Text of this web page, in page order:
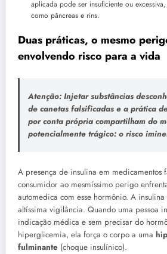
aplicada pode ser insuficiente ou
como pâncreas e rins.
Duas práticas, o mesmo
envolvendo risco para a vida
Atenção:Injetar substâncias
de canetas falsificadas e a prática
por conta própria compartilham do
potencialmente trágico: o risco
A presença de insulina em medicamentos
consumidor ao mesmíssimo perigo
automedica com esse hormônio. A
altíssima vigilância. Quando uma pessoa
indicação médica e sem precisar do
hiperglicemia, ela força o corpo a uma
fulminante (choque insulínico).